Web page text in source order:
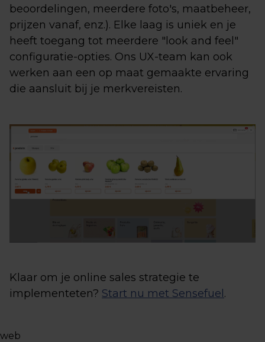
beoordelingen, meerdere foto's, maatbeheer,
prijzen vanaf, enz.). Elke laag is uniek en je
heeft toegang tot meerdere "look and feel"
configuratie-opties. Ons UX-team kan ook
werken aan een op maat gemaakte ervaring
die aansluit bij je merkvereisten.
Klaar om je online sales strategie te
implementeten? Start nu met Sensefuel .
web